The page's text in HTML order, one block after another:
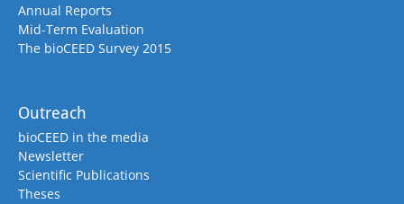
Annual Reports
Mid-Term Evaluation
The bioCEED Survey 2015
Outreach
bioCEED in the media
Newsletter
Scientific Publications
Theses